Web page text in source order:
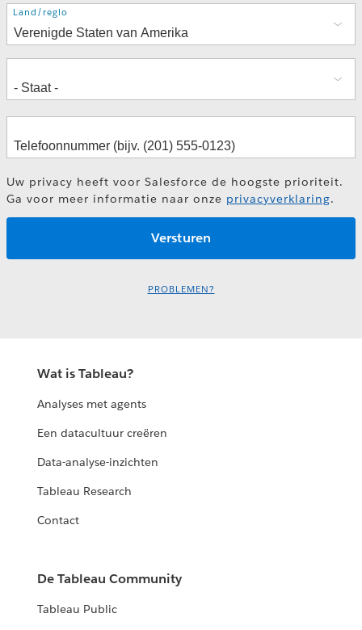
Adres
Land/regio
Uw privacy heeft voor Salesforce de hoogste prioriteit.
Ga voor meer informatie naar onze privacyverklaring.
PROBLEMEN?
Wat is Tableau?
Analyses met agents
Een datacultuur creëren
Data-analyse-inzichten
Tableau Research
Contact
De Tableau Community
Tableau Public